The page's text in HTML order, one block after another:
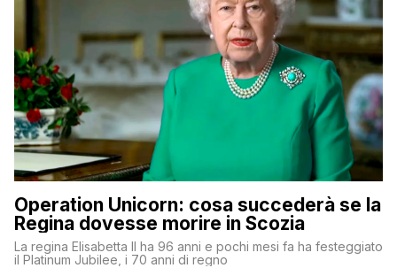
Operation Unicorn: cosa succederà se la
Regina dovesse morire in Scozia
La regina Elisabetta II ha 96 anni e pochi mesi fa ha festeggiato
il Platinum Jubilee, i 70 anni di regno